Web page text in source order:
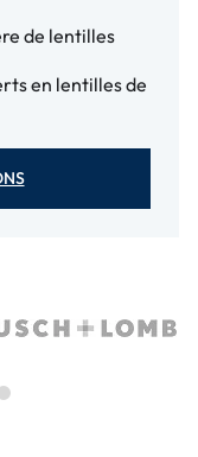
de lentilles
en lentilles de